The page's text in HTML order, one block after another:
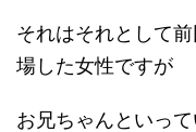
それはそれとして
場した女性ですが
お兄ちゃんといっ